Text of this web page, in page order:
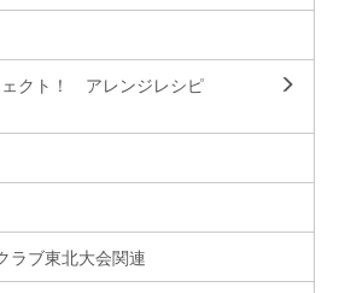
クト！ アレンジレシピ
ブ東北大会関連